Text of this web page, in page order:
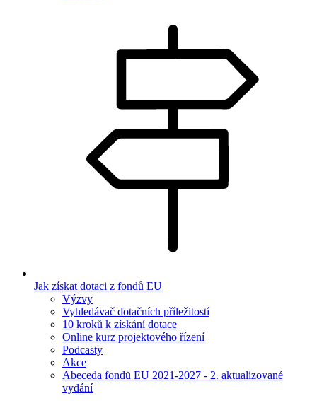
Jak získat dotaci z fondů EU
Výzvy
Vyhledávač dotačních příležitostí
10 kroků k získání dotace
Online kurz projektového řízení
Podcasty
Akce
Abeceda fondů EU 2021-2027 - 2. aktualizované
vydání